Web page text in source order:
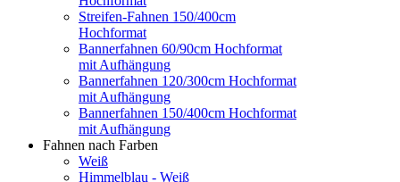
Streifen-Fahnen 150/400cm
Hochformat
Bannerfahnen 60/90cm Hochformat
mit Aufhängung
Bannerfahnen 120/300cm Hochformat
mit Aufhängung
Bannerfahnen 150/400cm Hochformat
mit Aufhängung
Fahnen nach Farben
Weiß
Himmelblau - Weiß